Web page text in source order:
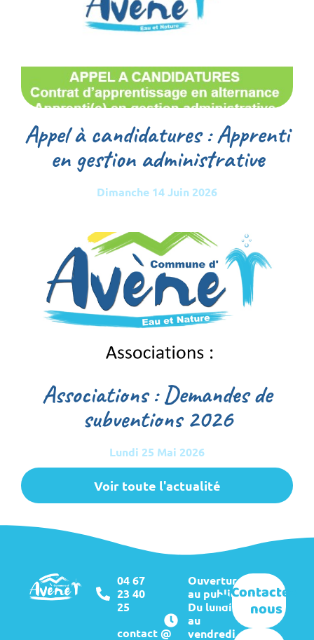
Appel à candidatures : Apprenti
en gestion administrative
Dimanche 14 Juin 2026
Associations : Demandes de
subventions 2026
Lundi 25 Mai 2026
Voir toute l'actualité
04 67
23 40
25
contact @
Ouverture
au public :
Du lundi
au
vendredi
Contactez-
nous